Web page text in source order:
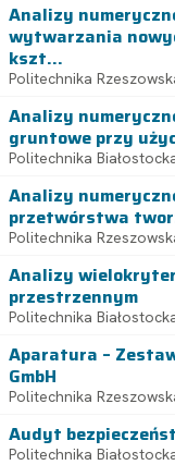
Analizy
wytwarzania
kszt...
Politechnika
Analizy
gruntowe przy
Politechnika
Analizy
przetwórstwa
Politechnika
Analizy
przestrzennym
Politechnika
Aparatura – Zestaw
GmbH
Politechnika
Audyt
Politechnika